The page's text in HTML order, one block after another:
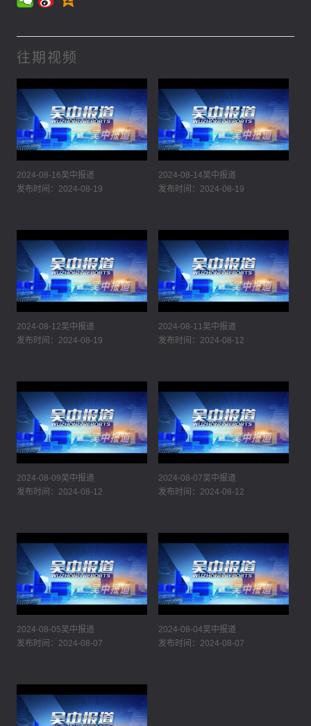
往期视频
2024-08-16吴中报道
发布时间：2024-08-19
2024-08-14吴中报道
发布时间：2024-08-19
2024-08-12吴中报道
发布时间：2024-08-19
2024-08-11吴中报道
发布时间：2024-08-12
2024-08-09吴中报道
发布时间：2024-08-12
2024-08-07吴中报道
发布时间：2024-08-12
2024-08-05吴中报道
发布时间：2024-08-07
2024-08-04吴中报道
发布时间：2024-08-07